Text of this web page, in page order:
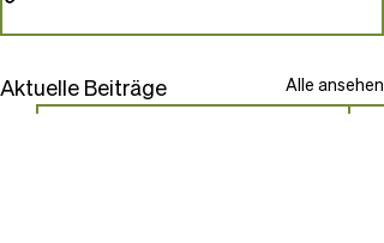
Aktuelle Beiträge Alle ansehen